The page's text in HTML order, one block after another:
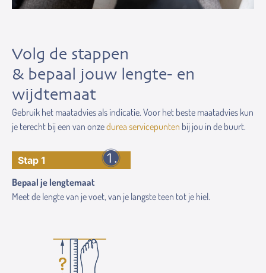
Volg de stappen
& bepaal jouw lengte- en
wijdtemaat
Gebruik het maatadvies als indicatie. Voor het beste maatadvies kun
je terecht bij een van onzedurea servicepunten bij jou in de buurt.
Stap 1
Bepaal je lengtemaat
Meet de lengte van je voet, van je langste teen tot je hiel.